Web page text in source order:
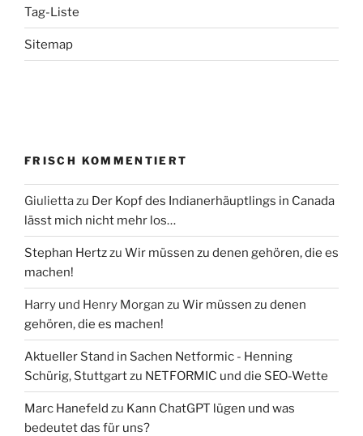
Tag-Liste
Sitemap
FRISCH KOMMENTIERT
Giuliettazu Der Kopf des Indianerhäuptlings in Canada
lässt mich nicht mehr los…
Stephan Hertzzu Wir müssen zu denen gehören, die es
machen!
Harry und Henry Morgan zu Wir müssen zu denen
gehören, die es machen!
Aktueller Stand in Sachen Netformic - Henning
Schürig, Stuttgartzu NETFORMIC und die SEO-Wette
Marc Hanefeld zu Kann ChatGPT lügen und was
bedeutet das für uns?